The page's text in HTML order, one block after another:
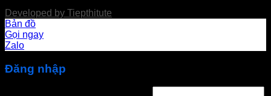
Developed by Tiepthitute
Bản đồ
Gọi ngay
Zalo
Đăng nhập